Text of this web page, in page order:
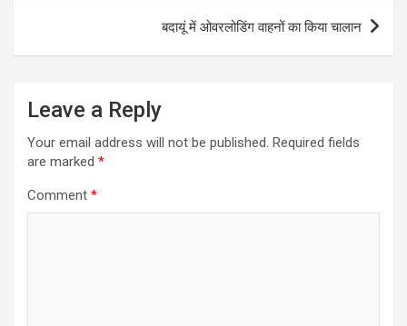
बदायूं में ओवरलोडिंग वाहनों का किया चालान
Leave a Reply
Your email address will not be published. Required fields
are marked *
Comment *